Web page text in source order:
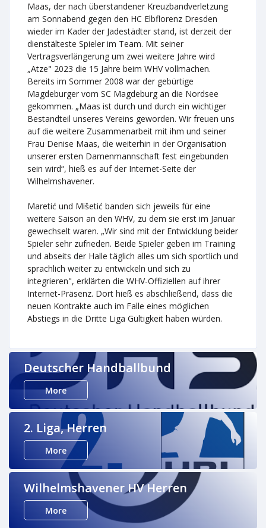
Maas, der nach überstandener Kreuzbandverletzung
am Sonnabend gegen den HC Elbflorenz Dresden
wieder im Kader der Jadestädter stand, ist derzeit der
dienstälteste Spieler im Team. Mit seiner
Vertragsverlängerung um zwei weitere Jahre wird
„Atze" 2023 die 15 Jahre beim WHV vollmachen.
Bereits im Sommer 2008 war der gebürtige
Magdeburger vom SC Magdeburg an die Nordsee
gekommen. „Maas ist durch und durch ein wichtiger
Bestandteil unseres Vereins geworden. Wir freuen uns
auf die weitere Zusammenarbeit mit ihm und seiner
Frau Denise Maas, die weiterhin in der Organisation
unserer ersten Damenmannschaft fest eingebunden
sein wird“, hieß es auf der Internet-Seite der
Wilhelmshavener.
Maretić und Mišetić banden sich jeweils für eine
weitere Saison an den WHV, zu dem sie erst im Januar
gewechselt waren. „Wir sind mit der Entwicklung beider
Spieler sehr zufrieden. Beide Spieler geben im Training
und abseits der Halle täglich alles um sich sportlich und
sprachlich weiter zu entwickeln und sich zu
integrieren", erklärten die WHV-Offiziellen auf ihrer
Internet-Präsenz. Dort hieß es abschließend, dass die
neuen Kontrakte auch im Falle eines möglichen
Abstiegs in die Dritte Liga Gültigkeit haben würden.
Deutscher Handballbund
More
2. Liga, Herren
More
Wilhelmshavener HV Herren
More